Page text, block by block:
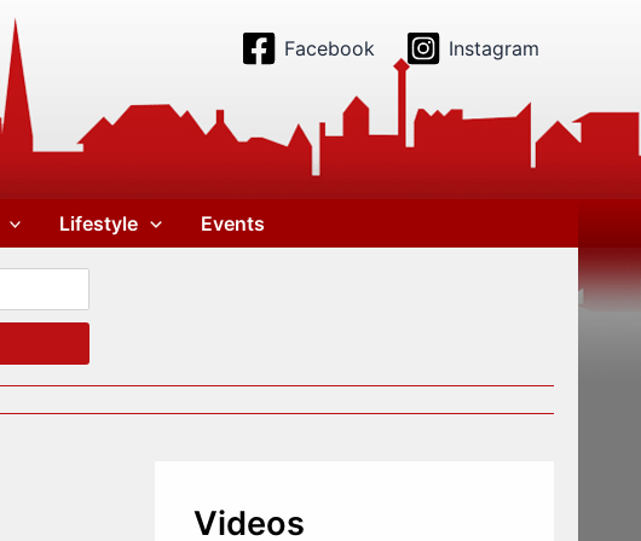
Facebook Instagram
Lifestyle Events
Videos